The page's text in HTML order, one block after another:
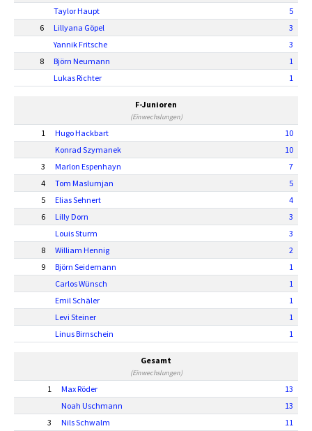
Taylor Haupt
5
6
Lillyana Göpel
3
Yannik Fritsche
3
8
Björn Neumann
1
Lukas Richter
1
F-Junioren
(Einwechslungen)
1 Hugo Hackbart
10
Konrad Szymanek
10
3
Marlon Espenhayn
7
4
Tom Maslumjan
5
5
Elias Sehnert
4
6
Lilly Dorn
3
Louis Sturm
3
8
William Hennig
2
9
Björn Seidemann
1
Carlos Wünsch
1
Emil Schäler
1
Levi Steiner
1
Linus Birnschein
1
Gesamt
(Einwechslungen)
1 Max Röder
13
Noah Uschmann
13
3
Nils Schwalm
11